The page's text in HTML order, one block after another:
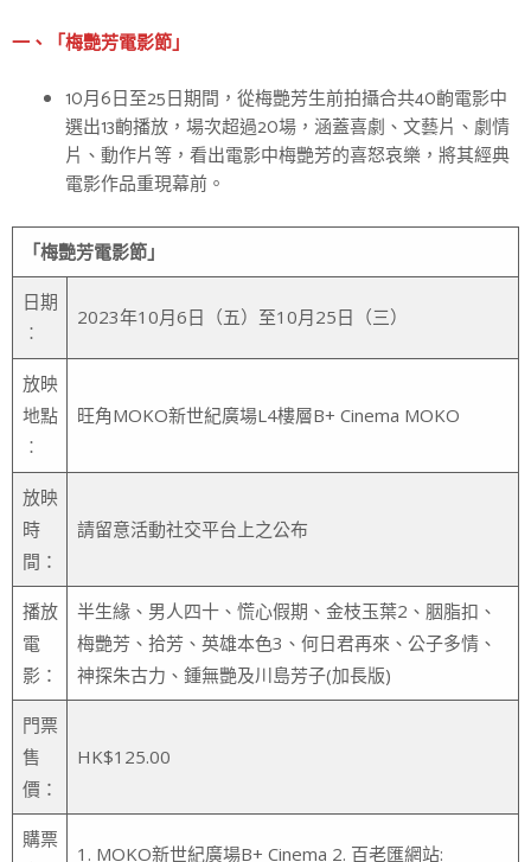
一、「梅艷芳電影節」
10月6日至25日期間，從梅艷芳生前拍攝合共40齣電影中
選出13齣播放，場次超過20場，涵蓋喜劇、文藝片、劇情
片、動作片等，看出電影中梅艷芳的喜怒哀樂，將其經典
電影作品重現幕前。
「梅艷芳電影節」
日期
︰
2023年10月6日（五）至10月25日（三）
放映
地點
︰
旺角MOKO新世紀廣場L4樓層B+ Cinema MOKO
放映
時
間：
請留意活動社交平台上之公布
播放
電
影：
半生緣、男人四十、慌心假期、金枝玉葉2、胭脂扣、
梅艷芳、拾芳、英雄本色3、何日君再來、公子多情、
神探朱古力、鍾無艷及川島芳子(加長版)
門票
售
價：
HK$125.00
購票
1. MOKO新世紀廣場B+ Cinema 2. 百老匯網站: